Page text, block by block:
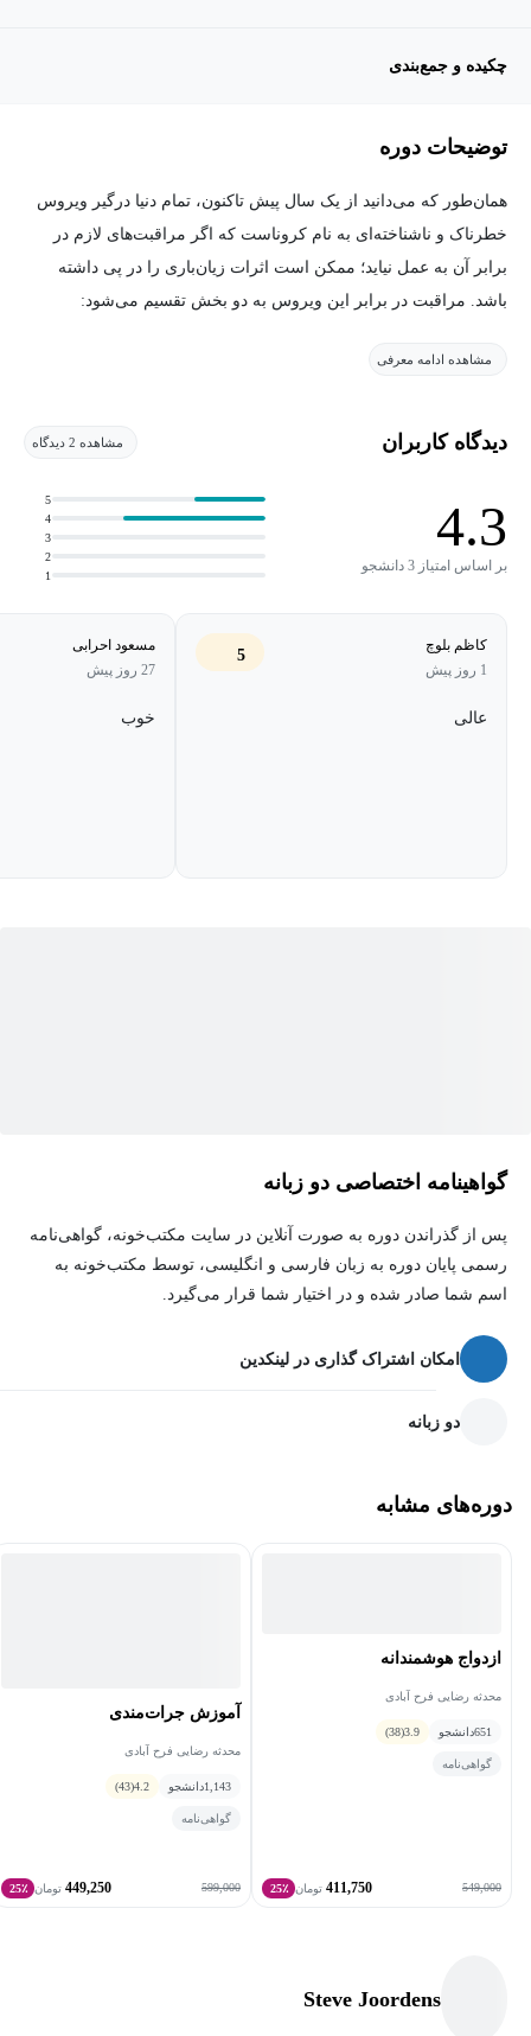
چکیده و جمع‌بندی
توضیحات دوره
همان‌طور که می‌دانید از یک سال پیش تاکنون، تمام دنیا درگیر ویروس
خطرناک و ناشناخته‌ای به نام کروناست که اگر مراقبت‌های لازم در
برابر آن به عمل نیاید؛ ممکن است اثرات زیان‌باری را در پی داشته
باشد. مراقبت در برابر این ویروس به دو بخش تقسیم می‌شود:
رعایت بهداشت جسمی و فردی (ماسک زدن، شست‌وشوی مداوم
رعایت بهداشت روانی (کنترل اضطراب، حفظ آرامش و ...)
بسیاری از افراد مورد دوم را جدی نمی‌گیرند. اگر شما هم در رعایت
بهداشت روانی به مشکل خورده‌اید، اصلاً نگران نباشید. ما در حال
برگزاری دوره‌ای به نام
ذهن و روان خود را سلامت و قوی نگه دارید.
کرونا چیست؟
کسانی است؟
باید با اطمینان گفت که در حال حاضر، این دوره آموزشی مناسب
تمامی افراد و به‌خصوص پدر و مادرهاست.
مشاهده ادامه معرفی
دیدگاه کاربران مشاهده 2 دیدگاه
4.3
بر اساس امتیاز 3 دانشجو
1
2
3
4
5
کاظم بلوچ
1 روز پیش
5
عالی
مسعود احرابی
27 روز پیش
خوب
گواهینامه اختصاصی دو زبانه
پس از گذراندن دوره به صورت آنلاین در سایت مکتب‌خونه، گواهی‌نامه
رسمی پایان دوره به زبان فارسی و انگلیسی، توسط مکتب‌خونه به
اسم شما صادر شده و در اختیار شما قرار می‌گیرد.
امکان اشتراک گذاری در لینکدین
دو زبانه
دوره‌های مشابه
ازدواج هوشمندانه
محدثه رضایی فرح آبادی
651دانشجو 3.9
(38)
گواهی‌نامه
549,000
411,750 تومان 25٪
آموزش جرات‌مندی
محدثه رضایی فرح آبادی
1,143دانشجو 4.2
(43)
گواهی‌نامه
599,000
449,250 تومان 25٪
Steve Joordens